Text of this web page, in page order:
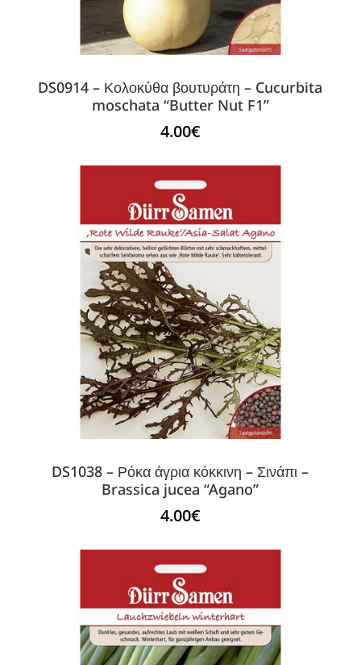
DS0914 – Κολοκύθα βουτυράτη – Cucurbita
moschata “Butter Nut F1”
4.00€
DS1038 – Ρόκα άγρια κόκκινη – Σινάπι –
Brassica jucea “Agano”
4.00€